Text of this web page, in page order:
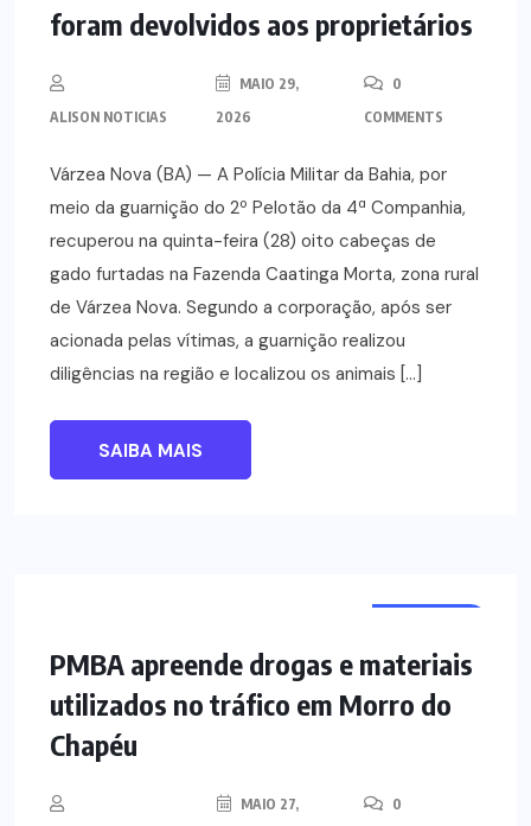
foram devolvidos aos proprietários
ALISON NOTICIAS
MAIO 29,
2026
0
COMMENTS
Várzea Nova (BA) — A Polícia Militar da Bahia, por
meio da guarnição do 2º Pelotão da 4ª Companhia,
recuperou na quinta-feira (28) oito cabeças de
gado furtadas na Fazenda Caatinga Morta, zona rural
de Várzea Nova. Segundo a corporação, após ser
acionada pelas vítimas, a guarnição realizou
diligências na região e localizou os animais […]
SAIBA MAIS
PMBA apreende drogas e materiais
utilizados no tráfico em Morro do
Chapéu
MAIO 27,
0